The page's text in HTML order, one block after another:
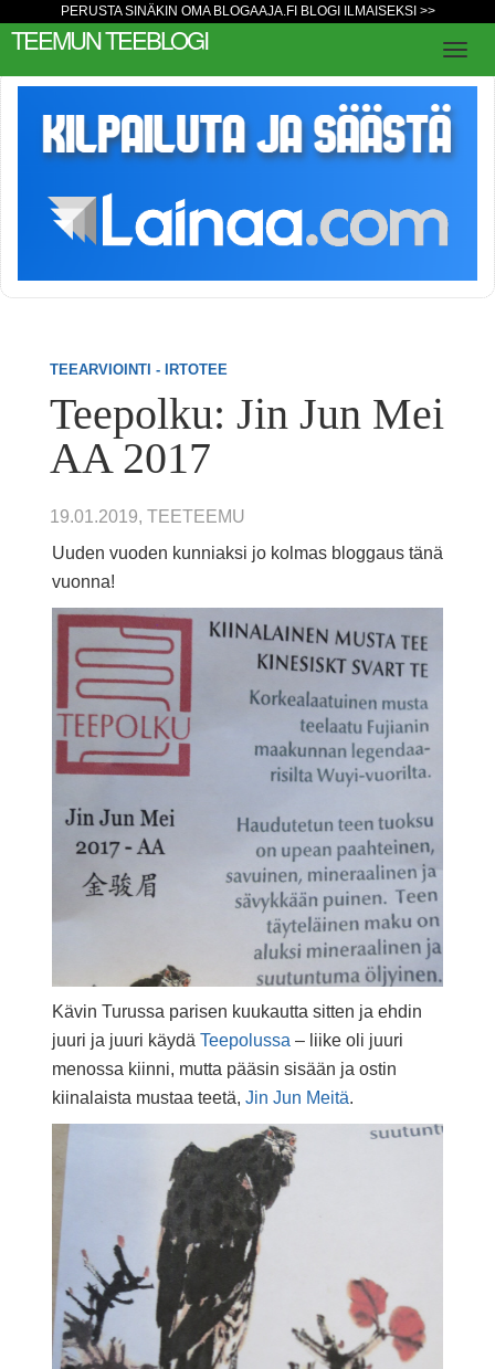
PERUSTA SINÄKIN OMA BLOGAAJA.FI BLOGI ILMAISEKSI >>
TEEMUN TEEBLOGI
TEEARVIOINTI - IRTOTEE
Teepolku: Jin Jun Mei
AA 2017
19.01.2019, TEETEEMU
Uuden vuoden kunniaksi jo kolmas bloggaus tänä
vuonna!
Kävin Turussa parisen kuukautta sitten ja ehdin
juuri ja juuri käydä Teepolussa – liike oli juuri
menossa kiinni, mutta pääsin sisään ja ostin
kiinalaista mustaa teetä, Jin Jun Meitä.